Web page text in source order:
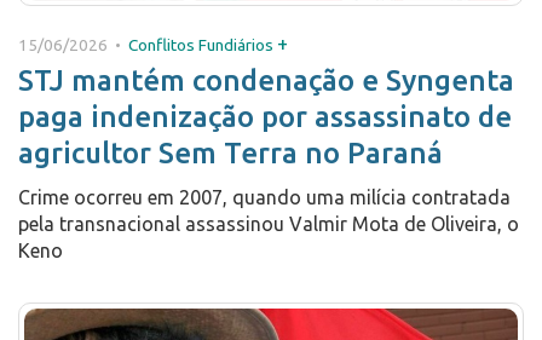
15/06/2026 • Conflitos Fundiários +
STJ mantém condenação e Syngenta
paga indenização por assassinato de
agricultor Sem Terra no Paraná
Crime ocorreu em 2007, quando uma milícia contratada
pela transnacional assassinou Valmir Mota de Oliveira, o
Keno